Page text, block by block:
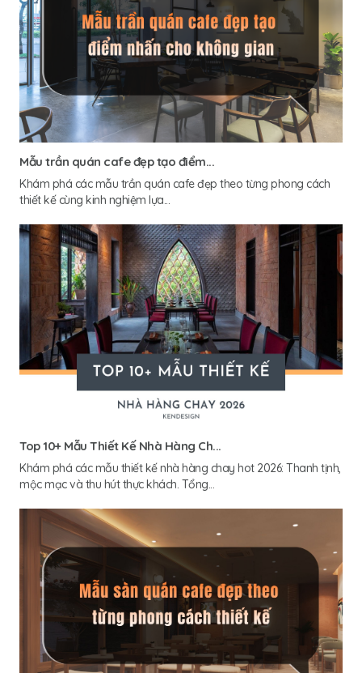
Mẫu trần quán cafe đẹp tạo điểm...
Khám phá các mẫu trần quán cafe đẹp theo từng phong cách
thiết kế cùng kinh nghiệm lựa...
Top 10+ Mẫu Thiết Kế Nhà Hàng Ch...
Khám phá các mẫu thiết kế nhà hàng chay hot 2026: Thanh tịnh,
mộc mạc và thu hút thực khách. Tổng...